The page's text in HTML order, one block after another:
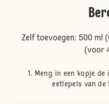
Zelf toevoegen: 500 ml
(voor
Meng in een kopje
eetlepels van de